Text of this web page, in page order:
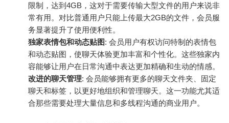
限制，达到4GB，这对于需要传输大型文件的用户来说非
常有用。对比普通用户只能上传最大2GB的文件，会员服
务显著提升了使用便利性。
独家表情包和动态贴图: 会员用户有权访问特制的表情包
和动态贴图，使聊天体验更加丰富和个性化。这些独家内
容能够让用户在日常沟通中表达更加精确和生动的情感。
改进的聊天管理: 会员能够拥有更多的聊天文件夹、固定
聊天和标签，以更好地组织和管理聊天。这一功能尤其适
合那些需要处理大量信息和多线程沟通的商业用户。